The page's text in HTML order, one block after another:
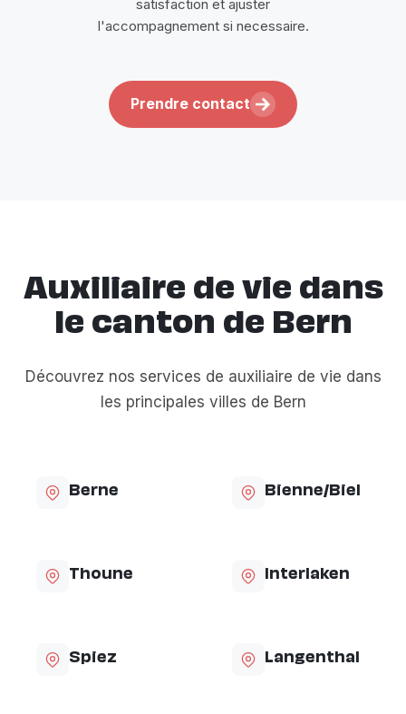
satisfaction et ajuster
l'accompagnement si necessaire.
Prendre contact
Auxiliaire de vie dans
le canton de Bern
Découvrez nos services de auxiliaire de vie dans
les principales villes de Bern
Berne Bienne/Biel
Thoune Interlaken
Spiez Langenthal